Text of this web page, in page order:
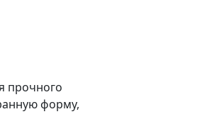
прочного
форму,